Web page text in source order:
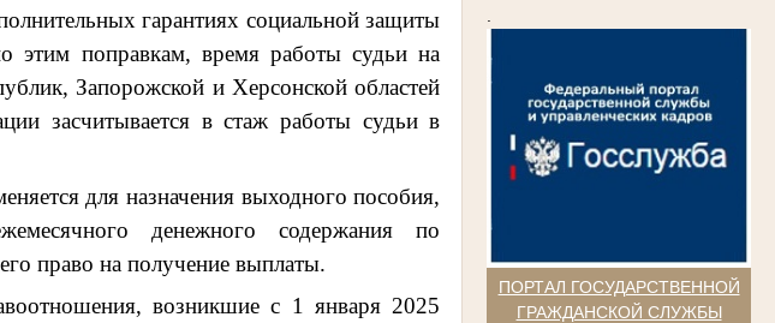
ПОРТАЛ ГОСУДАРСТВЕННОЙ
ГРАЖДАНСКОЙ СЛУЖБЫ
гарантиях социальной защиты
этим поправкам, время работы судьи на
Запорожской и Херсонской областей
засчитывается в стаж работы судьи в
для назначения выходного пособия,
денежного содержания по
право на получение выплаты.
возникшие с 1 января 2025